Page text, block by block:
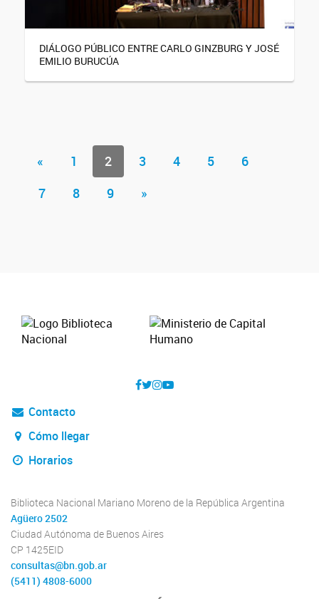
DIÁLOGO PÚBLICO ENTRE CARLO GINZBURG Y JOSÉ
EMILIO BURUCÚA
« 1 2 3 4 5
6
7
8 9 »
Contacto
Cómo llegar
Horarios
Biblioteca Nacional Mariano Moreno de la República Argentina
Agüero 2502
Ciudad Autónoma de Buenos Aires
CP 1425EID
consultas@bn.gob.ar
(5411) 4808-6000